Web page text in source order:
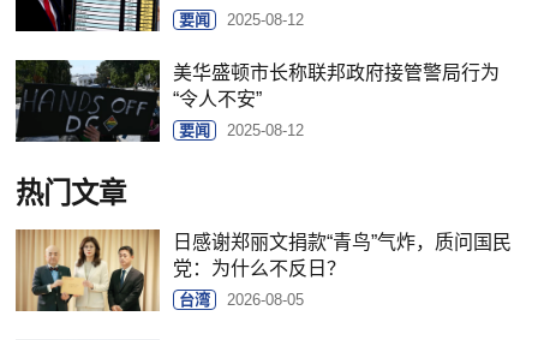
要闻 2025-08-12
美华盛顿市长称联邦政府接管警局行为
“令人不安”
要闻 2025-08-12
热门文章
日感谢郑丽文捐款“青鸟”气炸，质问国民
党：为什么不反日？
台湾 2026-08-05